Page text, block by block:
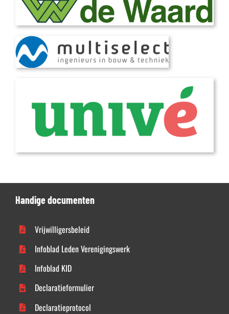
Handige documenten
Vrijwilligersbeleid
Infoblad Leden Verenigingswerk
Infoblad KID
Declaratieformulier
Declaratieprotocol